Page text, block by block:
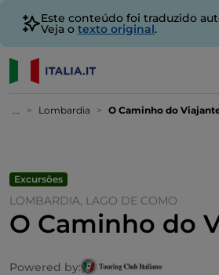
Este conteúdo foi traduzido
Veja o texto original.
... Lombardia O Caminho do
Excursões
LOMBARDIA, LAGO DE COMO
O Caminho do
Powered by: